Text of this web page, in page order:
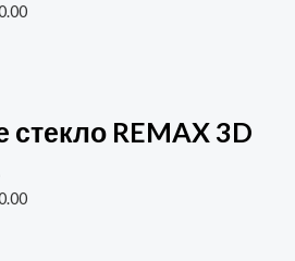
REMAX 3D